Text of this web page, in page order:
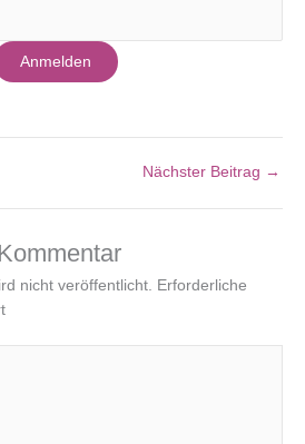
Anmelden
Nächster Beitrag →
nicht veröffentlicht. Erforderliche